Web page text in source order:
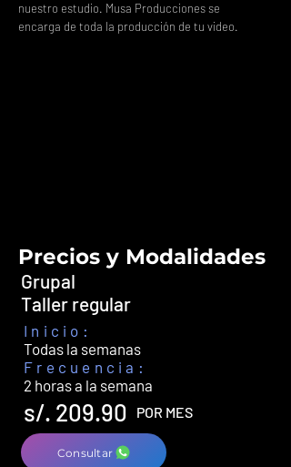
nuestro estudio. Musa Producciones se
encarga de toda la producción de tu video.
Precios y Modalidades
Grupal
Taller regular
Inicio:
Todas la semanas
Frecuencia:
2 horas a la semana
s/. 209.90 POR MES
Consultar